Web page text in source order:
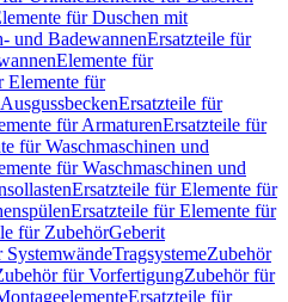
für Duschen mit
und BadewannenErsatzteile für
Elemente für
Elemente für
Ersatzteile für
für ArmaturenErsatzteile für
für Waschmaschinen und
für Waschmaschinen und
Ersatzteile für Elemente für
Ersatzteile für Elemente für
für ZubehörGeberit
SystemwändeTragsystemeZubehör
für VorfertigungZubehör für
Ersatzteile für